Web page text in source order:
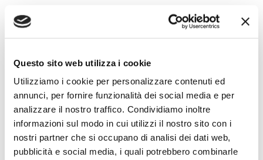
Questo sito web utilizza i cookie
Utilizziamo i cookie per personalizzare contenuti ed
annunci, per fornire funzionalità dei social media e per
analizzare il nostro traffico. Condividiamo inoltre
informazioni sul modo in cui utilizzi il nostro sito con i
nostri partner che si occupano di analisi dei dati web,
pubblicità e social media, i quali potrebbero combinarle
2 mesi fa
★★★★★
Ho acquistato un contrabbasso elettrico Stanzani, un
microfono professionale, amplificatore, cuffie, aste e
cavi vari come regali per il mio compagno. Lo
strumento è a dir poco meraviglioso e il resto dei
prodotti è di alto livello. I venditori son..